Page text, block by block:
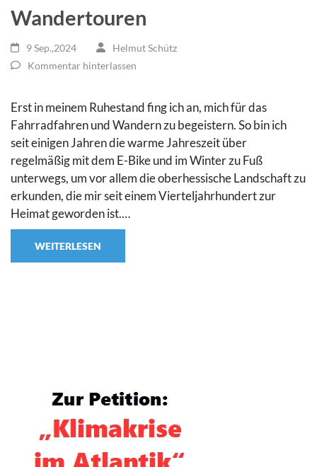
Wandertouren
9 Sep.,2024
Helmut Schütz
Kommentar hinterlassen
Erst in meinem Ruhestand fing ich an, mich für das
Fahrradfahren und Wandern zu begeistern. So bin ich
seit einigen Jahren die warme Jahreszeit über
regelmäßig mit dem E-Bike und im Winter zu Fuß
unterwegs, um vor allem die oberhessische Landschaft zu
erkunden, die mir seit einem Vierteljahrhundert zur
Heimat geworden ist.…
WEITERLESEN